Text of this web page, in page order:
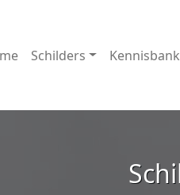
Schilders Kennisbank